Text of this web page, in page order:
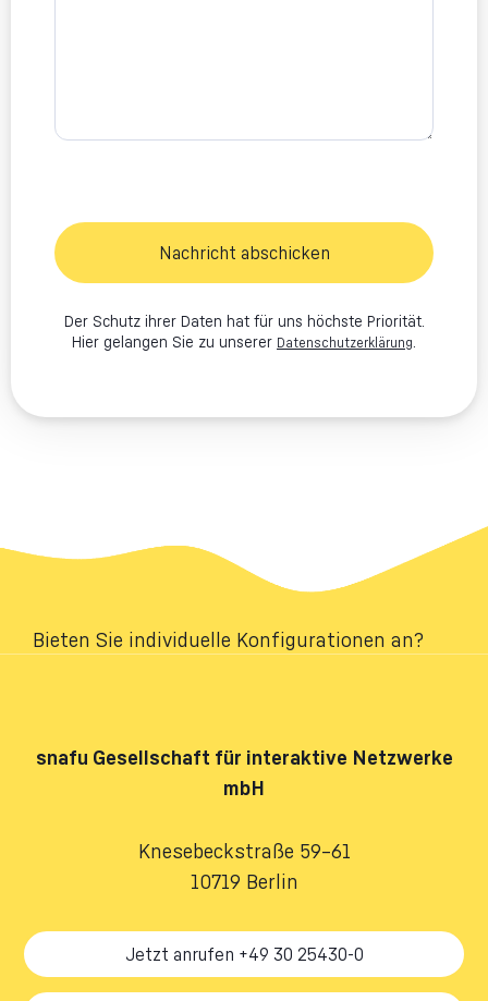
Nachricht abschicken
Der Schutz ihrer Daten hat für uns höchste Priorität.
Hier gelangen Sie zu unserer Datenschutzerklärung
Bieten Sie individuelle Konfigurationen an?
snafu Gesellschaft für interaktive Netzwerke
mbH
Knesebeckstraße 59–61
10719 Berlin
Jetzt anrufen +49 30 25430-0